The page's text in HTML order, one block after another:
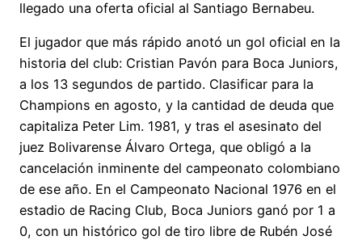
llegado una oferta oficial al Santiago Bernabeu.
El jugador que más rápido anotó un gol oficial en la
historia del club: Cristian Pavón para Boca Juniors,
a los 13 segundos de partido. Clasificar para la
Champions en agosto, y la cantidad de deuda que
capitaliza Peter Lim. 1981, y tras el asesinato del
juez Bolivarense Álvaro Ortega, que obligó a la
cancelación inminente del campeonato colombiano
de ese año. En el Campeonato Nacional 1976 en el
estadio de Racing Club, Boca Juniors ganó por 1 a
0, con un histórico gol de tiro libre de Rubén José